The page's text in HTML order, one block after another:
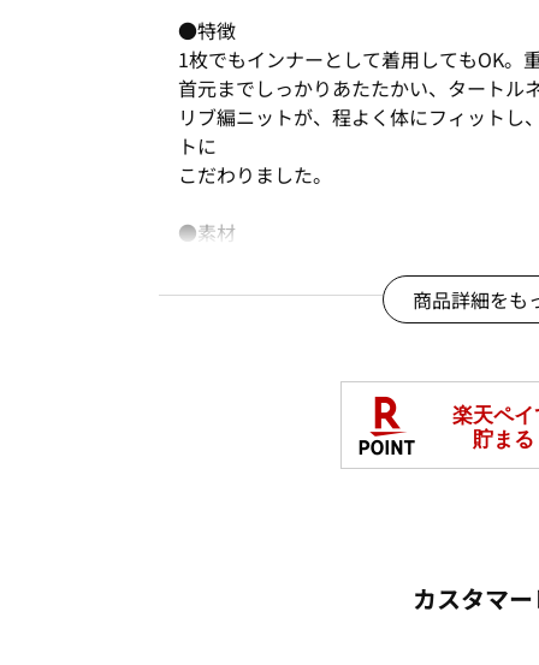
●特徴
1枚でもインナーとして着用してもOK。
首元までしっかりあたたかい、タートル
リブ編ニットが、程よく体にフィット
トに
こだわりました。
●素材
伸縮性があり、着心地抜群です◎
………………………………………
美衣 身長162cm Mサイ
商品詳細をも
カスタマ